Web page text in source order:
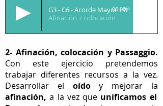
G3 - C6 - Acorde Mayor + 8º
Afinación + colocación
00:00
2- Afinación, colocación y Passaggio.
Con este ejercicio pretendemos
trabajar diferentes recursos a la vez.
Desarrollar el oídoy mejorar la
afinación,a la vez que unificamos el